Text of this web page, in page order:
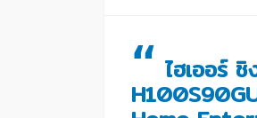
“ ไฮเออร์